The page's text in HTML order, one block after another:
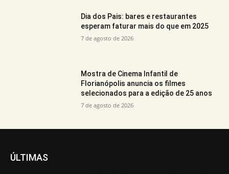
Dia dos Pais: bares e restaurantes
esperam faturar mais do que em 2025
7 de agosto de 2026
Mostra de Cinema Infantil de
Florianópolis anuncia os filmes
selecionados para a edição de 25 anos
7 de agosto de 2026
ÚLTIMAS